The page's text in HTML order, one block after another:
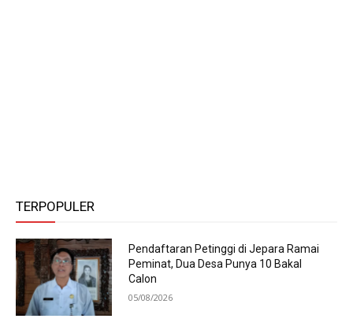
TERPOPULER
Pendaftaran Petinggi di Jepara Ramai
Peminat, Dua Desa Punya 10 Bakal
Calon
05/08/2026